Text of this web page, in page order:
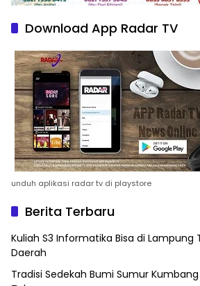
Download App Radar TV
unduh aplikasi radar tv di playstore
Berita Terbaru
Kuliah S3 Informatika Bisa di Lampung
Daerah
Tradisi Sedekah Bumi Sumur